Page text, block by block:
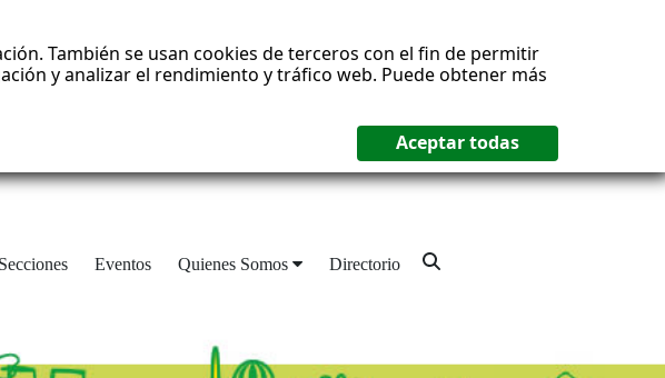
También se usan cookies de terceros con el fin de permitir
y analizar el rendimiento y tráfico web. Puede obtener más
Secciones Eventos Quienes Somos Directorio